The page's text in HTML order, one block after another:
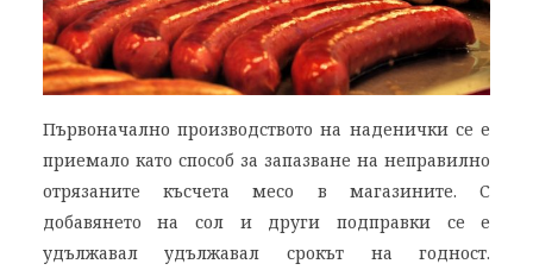
Първоначално производството на наденички се е
приемало като способ за запазване на неправилно
отрязаните късчета месо в магазините. С
добавянето на сол и други подправки се е
удължавал удължавал срокът на годност.